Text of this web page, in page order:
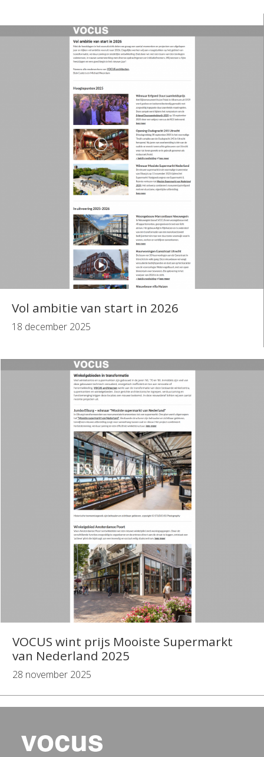
Vol ambitie van start in 2026
18 december 2025
VOCUS wint prijs Mooiste Supermarkt
van Nederland 2025
28 november 2025